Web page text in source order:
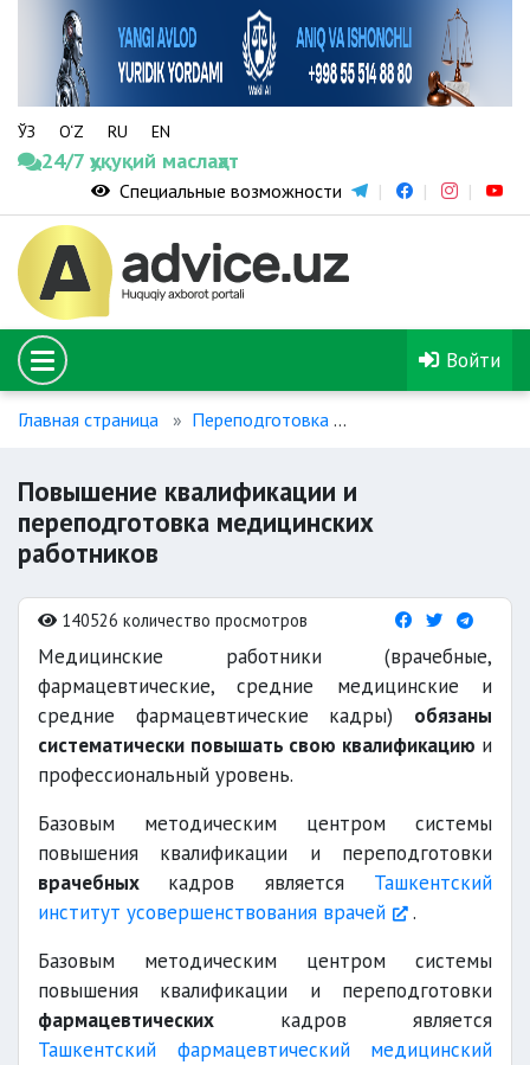
ЎЗ O‘Z RU EN
24/7 ҳуқуқий маслаҳат
Специальные возможности
Войти
Главная страница Переподготовка
Повышение квалификации и
переподготовка медицинских
работников
140526 количество просмотров
Медицинские работники (врачебные,
фармацевтические, средние медицинские и
средние фармацевтические кадры) обязаны
систематически повышать свою квалификацию и
профессиональный уровень.
Базовым методическим центром системы
повышения квалификации и переподготовки
врачебных кадров является Ташкентский
институт усовершенствования врачей
.
Базовым методическим центром системы
повышения квалификации и переподготовки
фармацевтических кадров является
Ташкентский фармацевтический медицинский